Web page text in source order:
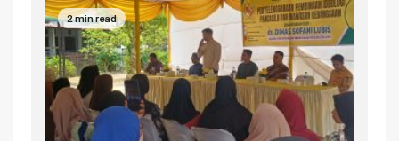
2 min read